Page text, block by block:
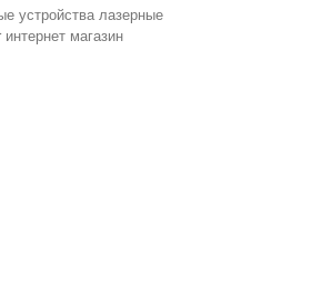
устройства лазерные
магазин